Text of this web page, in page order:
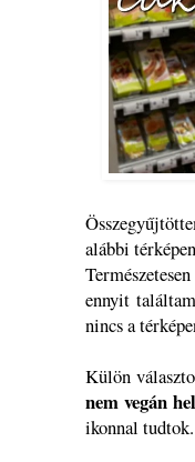
alábbi
ennyit
nincs a
Külön
nem vegán
ikonnal tudtok.